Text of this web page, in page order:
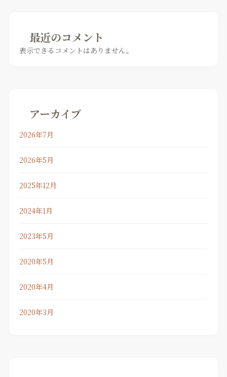
最近のコメント
表示できるコメントはありません。
アーカイブ
2026年7月
2026年5月
2025年12月
2024年1月
2023年5月
2020年5月
2020年4月
2020年3月